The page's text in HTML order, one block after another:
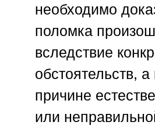
необходимо
поломка
вследствие
обстоятельств,
причине
или